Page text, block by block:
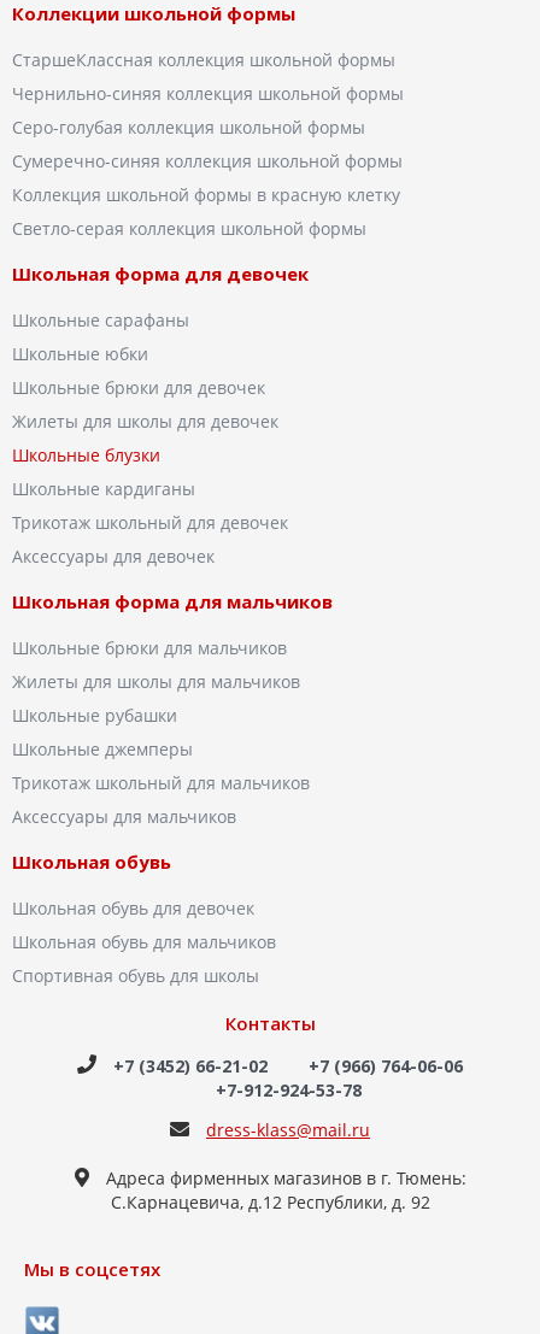
Коллекции школьной формы
СтаршеКлассная коллекция школьной формы
Чернильно-синяя коллекция школьной формы
Серо-голубая коллекция школьной формы
Сумеречно-синяя коллекция школьной формы
Коллекция школьной формы в красную клетку
Светло-серая коллекция школьной формы
Школьная форма для девочек
Школьные сарафаны
Школьные юбки
Школьные брюки для девочек
Жилеты для школы для девочек
Школьные блузки
Школьные кардиганы
Трикотаж школьный для девочек
Аксессуары для девочек
Школьная форма для мальчиков
Школьные брюки для мальчиков
Жилеты для школы для мальчиков
Школьные рубашки
Школьные джемперы
Трикотаж школьный для мальчиков
Аксессуары для мальчиков
Школьная обувь
Школьная обувь для девочек
Школьная обувь для мальчиков
Спортивная обувь для школы
Контакты
+7 (3452) 66-21-02
+7 (966) 764-06-06
+7-912-924-53-78
dress-klass@mail.ru
Адреса фирменных магазинов в г. Тюмень:
С.Карнацевича, д.12 Республики, д. 92
Мы в соцсетях